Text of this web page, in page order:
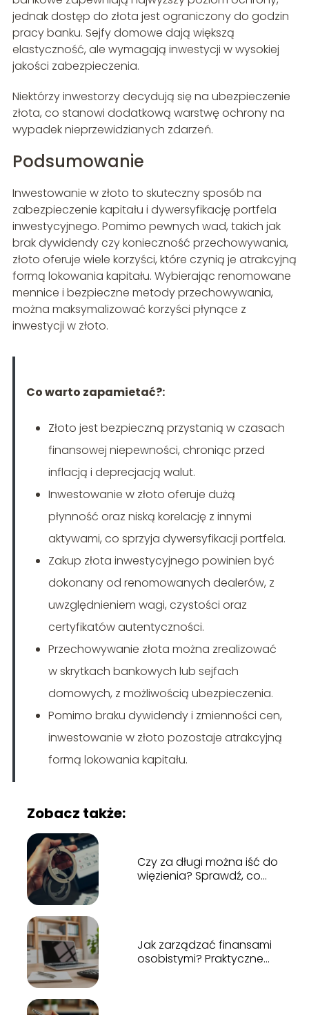
jednak dostęp do złota jest ograniczony do godzin
pracy banku. Sejfy domowe dają większą
elastyczność, ale wymagają inwestycji w wysokiej
jakości zabezpieczenia.
Niektórzy inwestorzy decydują się na ubezpieczenie
złota, co stanowi dodatkową warstwę ochrony na
wypadek nieprzewidzianych zdarzeń.
Podsumowanie
Inwestowanie w złoto to skuteczny sposób na
zabezpieczenie kapitału i dywersyfikację portfela
inwestycyjnego. Pomimo pewnych wad, takich jak
brak dywidendy czy konieczność przechowywania,
złoto oferuje wiele korzyści, które czynią je atrakcyjną
formą lokowania kapitału. Wybierając renomowane
mennice i bezpieczne metody przechowywania,
można maksymalizować korzyści płynące z
inwestycji w złoto.
Co warto zapamietać?:
Złoto jest bezpieczną przystanią w czasach
finansowej niepewności, chroniąc przed
inflacją i deprecjacją walut.
Inwestowanie w złoto oferuje dużą
płynność oraz niską korelację z innymi
aktywami, co sprzyja dywersyfikacji portfela.
Zakup złota inwestycyjnego powinien być
dokonany od renomowanych dealerów, z
uwzględnieniem wagi, czystości oraz
certyfikatów autentyczności.
Przechowywanie złota można zrealizować
w skrytkach bankowych lub sejfach
domowych, z możliwością ubezpieczenia.
Pomimo braku dywidendy i zmienności cen,
inwestowanie w złoto pozostaje atrakcyjną
formą lokowania kapitału.
Zobacz także:
Czy za długi można iść do
więzienia? Sprawdź, co
Jak zarządzać finansami
osobistymi? Praktyczne